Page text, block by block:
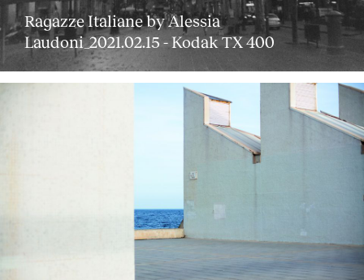
Ragazze Italiane by Alessia
Laudoni_2021.02.15 - Kodak TX 400